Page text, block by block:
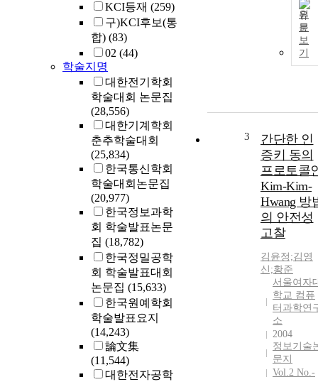
KCI등재 (259)
구)KCI후보(통
합) (83)
02 (44)
학술지명
대한전기학회
학술대회 논문집
(28,556)
대한기계학회
춘추학술대회
(25,834)
한국통신학회
학술대회논문집
(20,977)
한국정보과학
회 학술발표논문
집 (18,782)
한국정밀공학
회 학술발표대회
논문집 (15,633)
한국원예학회
학술발표요지
(14,243)
論文集
(11,544)
대한전자공학
원
문
보
기
3
간단한 인
증키 동의
프로토콜
Kim-Kim-
Hwang 방
의 안전성
고찰
김윤정;김영
신;황준
서울여자
학교 컴퓨
터과학연
소
2004
정보기술
문지
Vol.2 No.-